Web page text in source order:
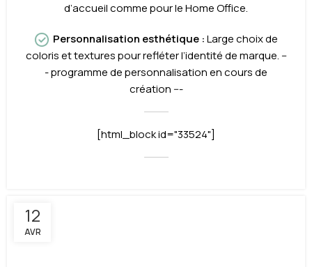
d’accueil comme pour le Home Office.
Personnalisation esthétique:Large choix de
coloris et textures pour refléter l’identité de marque. --
- programme de personnalisation en cours de
création ---
[html_block id="33524"]
12
AVR